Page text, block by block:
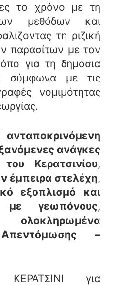
το χρόνο με τη
μεθόδων και
τη ριζική
παρασίτων με τον
για τη δημόσια
σύμφωνα με τις
νομιμότητας
ανάγκες
Κερατσινίου,
έμπειρα στελέχη,
εξοπλισμό και
με γεωπόνους,
–
ΚΕΡΑΤΣΙΝΙ για